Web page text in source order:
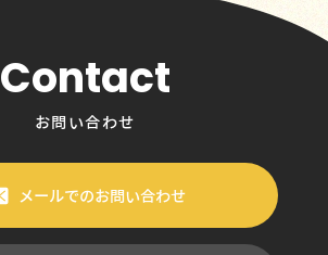
Contact
お問い合わせ
メールでのお問い合わせ